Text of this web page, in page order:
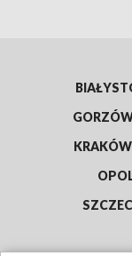
KRAKÓW